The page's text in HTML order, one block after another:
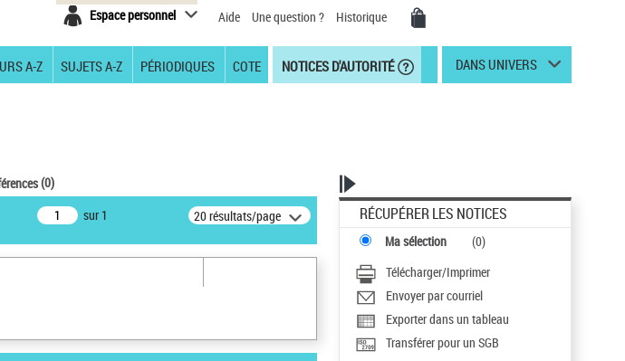
Espace personnel Aide Une question ? Historique
A-Z SUJETS A-Z PÉRIODIQUES COTE NOTICES D'AUTORITÉ DANS UNIVERS
(0)
sur 1 20 résultats/page RÉCUPÉRER LES NOTICES
Ma sélection (0)
Télécharger/Imprimer
Envoyer par courriel
Exporter dans un tableau
Transférer pour un SGB